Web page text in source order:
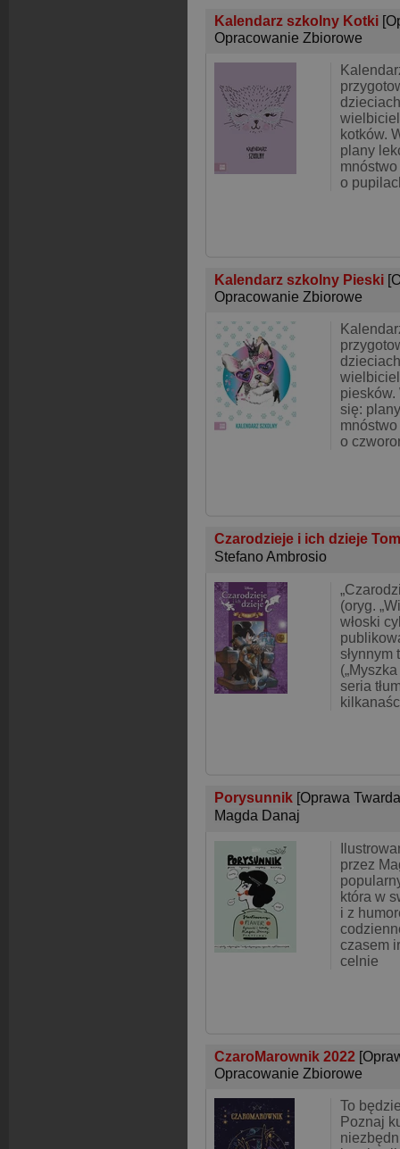
Kalendarz szkolny Kotki
Opracowanie Zbiorowe
kotków.
plany
o
Kalendarz szkolny Pieski
Opracowanie Zbiorowe
piesków.
się:
o
Czarodzieje i ich dzieje
Stefano Ambrosio
(oryg.
włoski
słynnym
seria
Porysunnik [Oprawa
Magda Danaj
przez
która w
i z
czasem
celnie
CzaroMarownik 2022
Opracowanie Zbiorowe
To
Poznaj